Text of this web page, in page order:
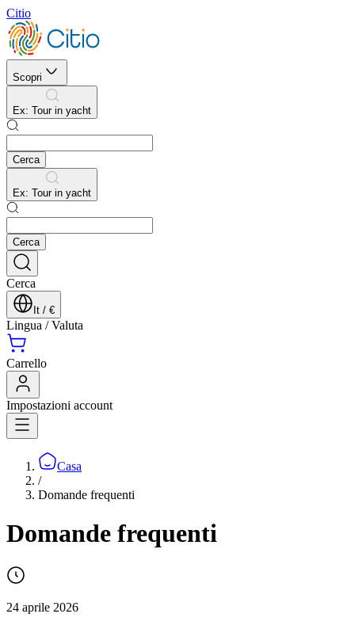
Citio
Scopri
Ex: E-Sim
Cerca
Ex: E-Sim
Cerca
Cerca
It / €
Lingua /Valuta
Carrello
Impostazioni account
Casa
/
Domande frequenti
Domande frequenti
24 aprile 2026